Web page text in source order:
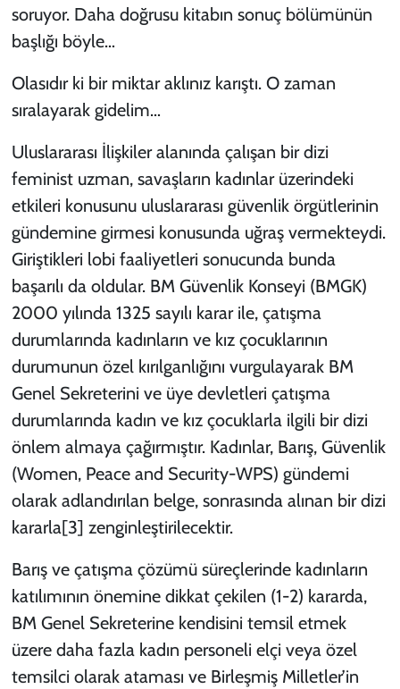
soruyor. Daha doğrusu kitabın sonuç bölümünün
başlığı böyle…
Olasıdır ki bir miktar aklınız karıştı. O zaman
sıralayarak gidelim…
Uluslararası İlişkiler alanında çalışan bir dizi
feminist uzman, savaşların kadınlar üzerindeki
etkileri konusunu uluslararası güvenlik örgütlerinin
gündemine girmesi konusunda uğraş vermekteydi.
Giriştikleri lobi faaliyetleri sonucunda bunda
başarılı da oldular. BM Güvenlik Konseyi (BMGK)
2000 yılında 1325 sayılı karar ile, çatışma
durumlarında kadınların ve kız çocuklarının
durumunun özel kırılganlığını vurgulayarak BM
Genel Sekreterini ve üye devletleri çatışma
durumlarında kadın ve kız çocuklarla ilgili bir dizi
önlem almaya çağırmıştır. Kadınlar, Barış, Güvenlik
(Women, Peace and Security-WPS) gündemi
olarak adlandırılan belge, sonrasında alınan bir dizi
kararla[3] zenginleştirilecektir.
Barış ve çatışma çözümü süreçlerinde kadınların
katılımının önemine dikkat çekilen (1-2) kararda,
BM Genel Sekreterine kendisini temsil etmek
üzere daha fazla kadın personeli elçi veya özel
temsilci olarak ataması ve Birleşmiş Milletler’in